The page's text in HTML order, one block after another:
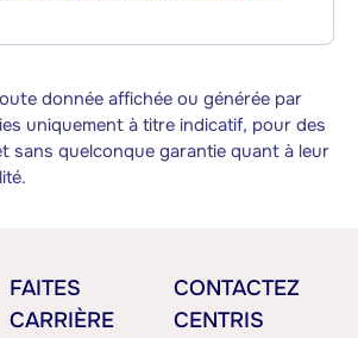
donnée affichée ou générée par
uniquement à titre indicatif, pour des
sans quelconque garantie quant à leur
FAITES
CARRIÈRE
CONTACTEZ
CENTRIS